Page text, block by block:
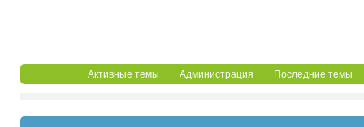
Активные темы Администрация Последние темы